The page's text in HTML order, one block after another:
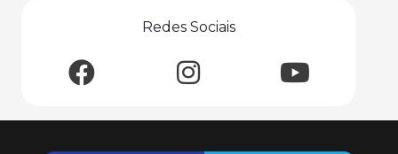
Redes Sociais